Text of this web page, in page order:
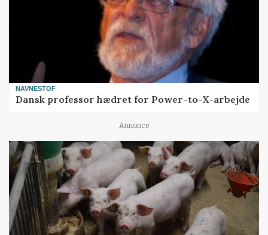
NAVNESTOF
Dansk professor hædret for Power-to-X-arbejde
Annonce